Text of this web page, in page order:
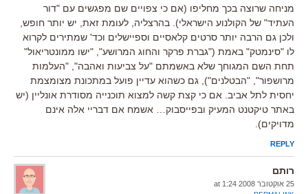
מניחה שרוצה בכך מחליפו (אם כי צפויים שם מפגשים עם "דור
העתיד" של הקולנוע הישראלי). בהרצליה, לעומת זאת, יש יותר חופש,
ולכן גם הרבה יותר סרטים קלאסיים וספיישלים וכד' שמתירים לקרוא
לו "סינמטק" באמת ("גברת פרקר והחוג המרושע", "ישו ממונטריאול"
תחת השם המגוחך שלא באשמתם "על צביעות ואהבה", "העלמות
מרושפור", "הבטלנים"), גם כשהוא עדיין פועל במתכונת מצומצמת
יחסית לתל אביב. אם כי קצת קשה למצוא תוכנייה מסודרת אונליין (יש
באתר טיקטנט המעיק ובפייסבוק… אשמח אם דבריי אלה אינם
מדויקים).
REPLY
רותם
25 אוקטובר 2008 at 1:24